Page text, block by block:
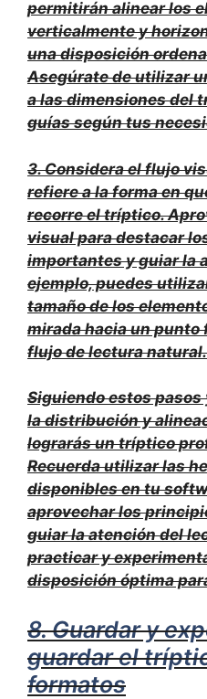
permitirán alinear los
verticalmente y
una disposición
Asegúrate de utilizar
a las dimensiones del
guías según tus
3.Considera el flujo
refiere a la forma en
recorre el tríptico.
visual para destacar
importantes y guiar la
ejemplo, puedes
tamaño de los
mirada hacia un punto
flujo de lectura natural.
Siguiendo estos
la distribución y
lograrás un tríptico
Recuerda utilizar las
disponibles en tu
aprovechar los
guiar la atención del
practicar y
disposición óptima
8. Guardar y
guardar el
formatos